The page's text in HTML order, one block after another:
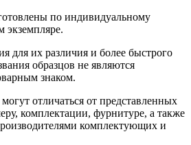
по индивидуальному
экземпляре.
для их различия и более быстрого
образцов не являются
знаком.
отличаться от представленных
комплектации, фурнитуре, а также
комплектующих и